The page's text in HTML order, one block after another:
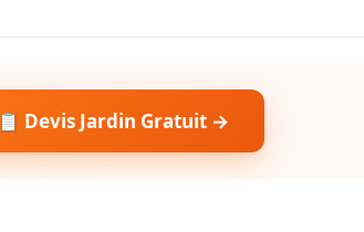
📋 Devis Jardin Gratuit →